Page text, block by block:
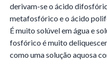
derivam-se o ácido
metafosfórico e o ácido
É muito solúvel em água e
fosfórico é muito
como uma solução aquosa